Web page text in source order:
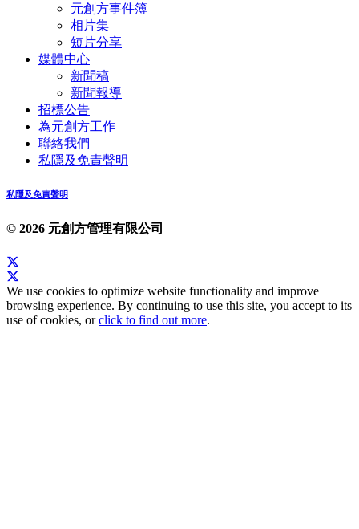
元創方事件簿
相片集
短片分享
媒體中心
新聞稿
新聞報導
招標公告
為元創方工作
聯絡我們
私隱及免責聲明
私隱及免責聲明
© 2026 元創方管理有限公司
We use cookies to optimize website functionality and improve
browsing experience. By continuing to use this site, you accept to its
use of cookies, orclick to find out more.